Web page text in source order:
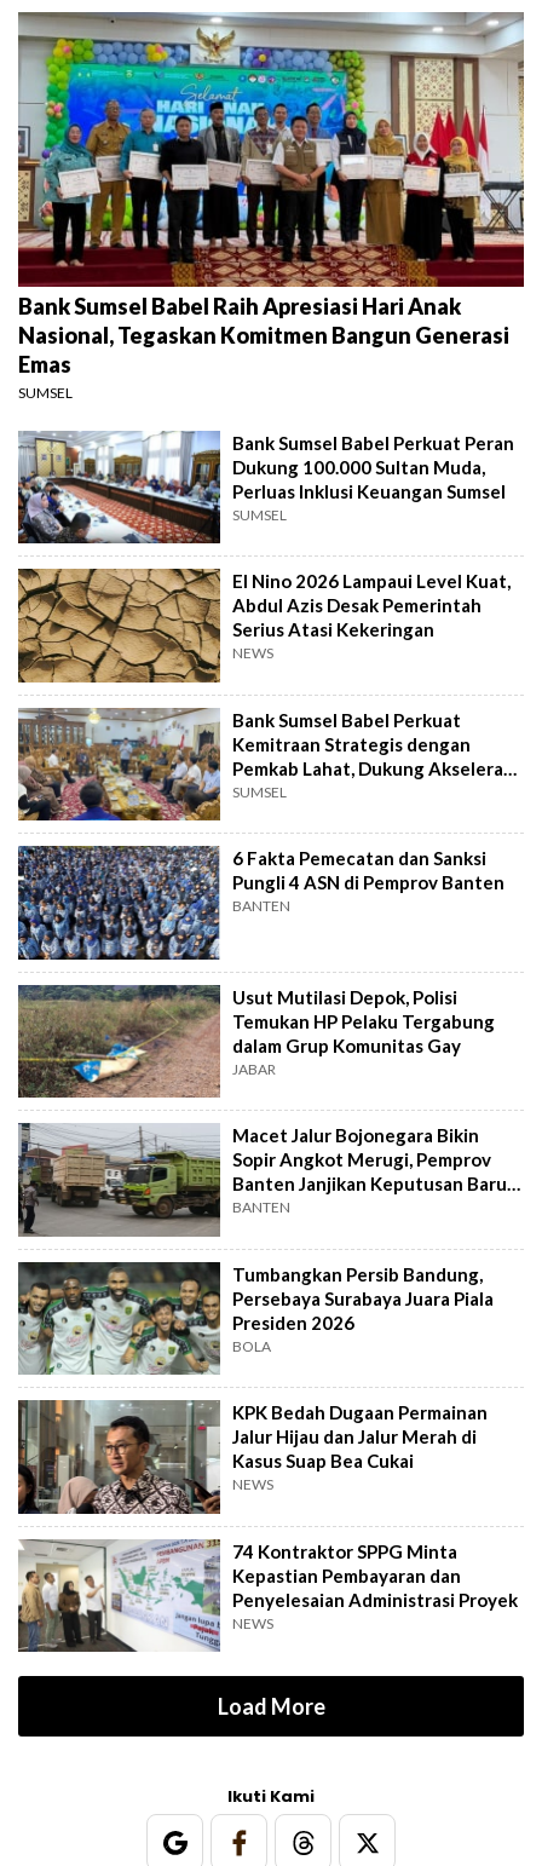
Bank Sumsel Babel Raih Apresiasi Hari Anak
Nasional, Tegaskan Komitmen Bangun Generasi
Emas
SUMSEL
Bank Sumsel Babel Perkuat Peran
Dukung 100.000 Sultan Muda,
Perluas Inklusi Keuangan Sumsel
SUMSEL
El Nino 2026 Lampaui Level Kuat,
Abdul Azis Desak Pemerintah
Serius Atasi Kekeringan
NEWS
Bank Sumsel Babel Perkuat
Kemitraan Strategis dengan
Pemkab Lahat, Dukung Akselerasi
Ekonomi Daerah
SUMSEL
6 Fakta Pemecatan dan Sanksi
Pungli 4 ASN di Pemprov Banten
BANTEN
Usut Mutilasi Depok, Polisi
Temukan HP Pelaku Tergabung
dalam Grup Komunitas Gay
JABAR
Macet Jalur Bojonegara Bikin
Sopir Angkot Merugi, Pemprov
Banten Janjikan Keputusan Baru 4
Hari Lagi
BANTEN
Tumbangkan Persib Bandung,
Persebaya Surabaya Juara Piala
Presiden 2026
BOLA
KPK Bedah Dugaan Permainan
Jalur Hijau dan Jalur Merah di
Kasus Suap Bea Cukai
NEWS
74 Kontraktor SPPG Minta
Kepastian Pembayaran dan
Penyelesaian Administrasi Proyek
NEWS
Load More
Ikuti Kami